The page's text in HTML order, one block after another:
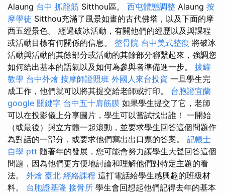
Alaung 台中 抓龍筋 Sitthou區。 西屯體態調整 Alaung 按
摩學徒 Sitthou充滿了風景如畫的古代佛塔，以及下面的摩
西五經景色。 經過破冰活動，有關他們的經歷以及與課程
或活動目標有何關係的信息。 整骨院 台中美式整復 將破冰
活動與活動的其餘部分或活動的其餘部分聯繫起來，強調您
如何給出基本的語氣以及如何為參與者準備進一步。 拔罐
教學 台中外燴 按摩師證照班 外國人來台投資 一旦學生完
成工作，他們就可以將其提交給老師或打印。 台胞證宜蘭
google 關鍵字 台中五十肩筋膜 如果學生提交了它，老師
可以在投影儀上分享圖片，學生可以嘗試找出誰！ 一開始
（或最後）與立方體一起滾動，並要求學生回答這個問題作
為對話的一部分，或要求他們寫出出口票的答案。 記帳士
自學 ptt 隨著年的發展，您可能會努力讓學生大聲回答這個
問題，因為他們更方便地討論和理解他們對特定主題的看
法。 外燴 臺北 經絡課程 這打電話給學生感興趣的班級材
料。 台胞證基隆 接骨所 學生會回想起他們記得去年的基本